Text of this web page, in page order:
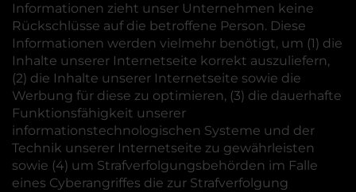
Informationen zieht unser Unternehmen keine
Rückschlüsse auf die betroffene Person. Diese
Informationen werden vielmehr benötigt, um (1) die
Inhalte unserer Internetseite korrekt auszuliefern,
(2) die Inhalte unserer Internetseite sowie die
Werbung für diese zu optimieren, (3) die dauerhafte
Funktionsfähigkeit unserer
informationstechnologischen Systeme und der
Technik unserer Internetseite zu gewährleisten
sowie (4) um Strafverfolgungsbehörden im Falle
eines Cyberangriffes die zur Strafverfolgung